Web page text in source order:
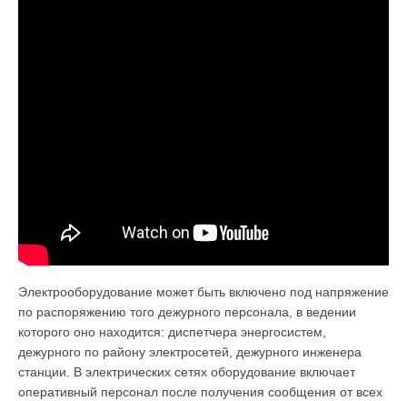
Электрооборудование может быть включено под напряжение
по распоря­жению того дежурного персонала, в ведении
которого оно находится: диспет­чера энергосистем,
дежурного по району электросетей, дежурного инженера
станции. В электрических сетях оборудование включает
оперативный пер­сонал после получения сообщения от всех